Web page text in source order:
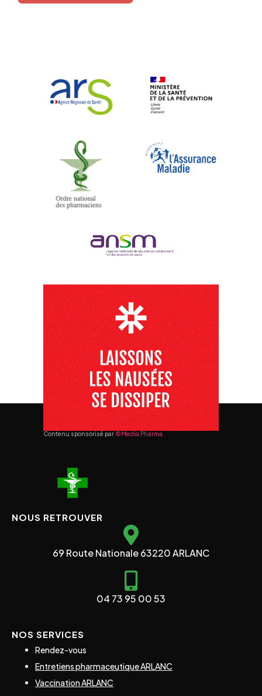
Contenu sponsorisé par ©Media Pharma
NOUS RETROUVER
69 Route Nationale 63220 ARLANC
04 73 95 00 53
NOS SERVICES
Rendez-vous
Entretiens pharmaceutique ARLANC
Vaccination ARLANC